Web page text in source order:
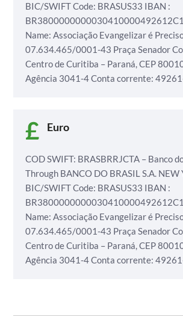
BIC/SWIFT Code: BRASUS33 IBAN :
BR3800000000030410000492612C1
Name: Associação Evangelizar é
07.634.465/0001-43 Praça Senador
Centro de Curitiba – Paraná, CEP
Agência 3041-4Conta corrente:
Euro
COD SWIFT: BRASBRRJCTA – Banco
Through BANCO DO BRASIL S.A. NEW
BIC/SWIFT Code: BRASUS33 IBAN :
BR3800000000030410000492612C1
Name: Associação Evangelizar é
07.634.465/0001-43 Praça Senador
Centro de Curitiba – Paraná, CEP
Agência 3041-4Conta corrente: